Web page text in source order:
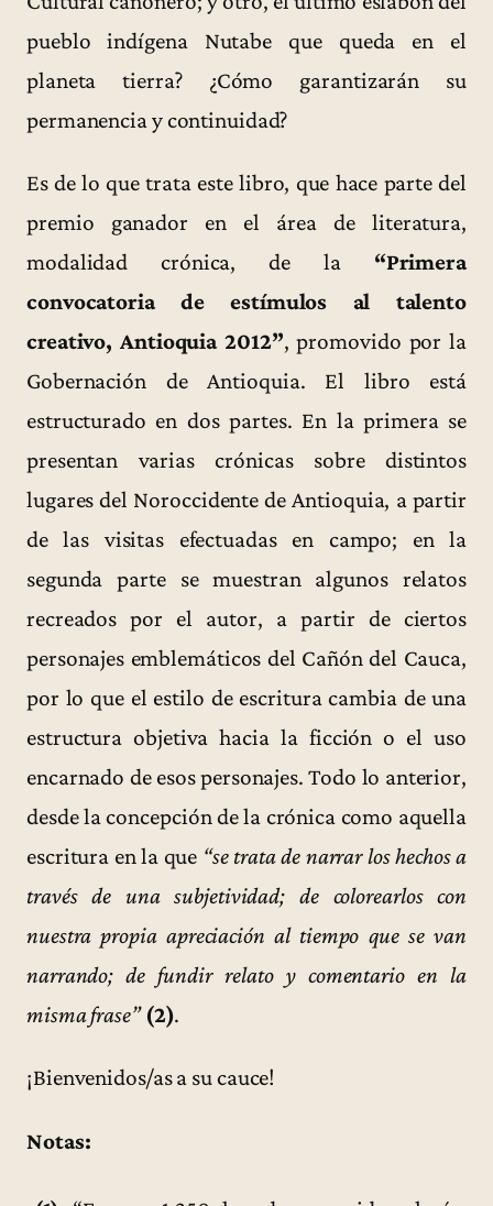
pueblo indígena Nutabe que queda en el
planeta tierra? ¿Cómo garantizarán su
permanencia y continuidad?
Es de lo que trata este libro, que hace parte del
premio ganador en el área de literatura,
modalidad crónica, de la “Primera
convocatoria de estímulos al talento
creativo, Antioquia 2012”, promovido por la
Gobernación de Antioquia. El libro está
estructurado en dos partes. En la primera se
presentan varias crónicas sobre distintos
lugares del Noroccidente de Antioquia, a partir
de las visitas efectuadas en campo; en la
segunda parte se muestran algunos relatos
recreados por el autor, a partir de ciertos
personajes emblemáticos del Cañón del Cauca,
por lo que el estilo de escritura cambia de una
estructura objetiva hacia la ficción o el uso
encarnado de esos personajes. Todo lo anterior,
desde la concepción de la crónica como aquella
escritura en la que “se trata de narrar los hechos a
través de una subjetividad; de colorearlos con
nuestra propia apreciación al tiempo que se van
narrando; de fundir relato y comentario en la
misma frase” (2).
¡Bienvenidos/as a su cauce!
Notas: